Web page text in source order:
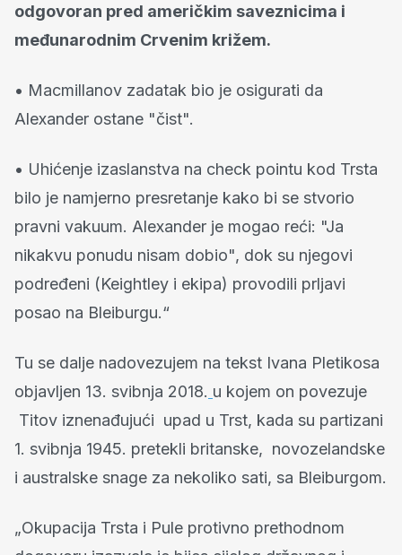
odgovoran pred američkim saveznicima i
međunarodnim Crvenim križem.
• Macmillanov zadatak bio je osigurati da
Alexander ostane "čist".
• Uhićenje izaslanstva na check pointu kod Trsta
bilo je namjerno presretanje kako bi se stvorio
pravni vakuum. Alexander je mogao reći: "Ja
nikakvu ponudu nisam dobio", dok su njegovi
podređeni (Keightley i ekipa) provodili prljavi
posao na Bleiburgu.“
Tu se dalje nadovezujem na tekst Ivana Pletikosa
objavljen 13. svibnja 2018. u kojem on povezuje
Titov iznenađujući upad u Trst, kada su partizani
1. svibnja 1945. pretekli britanske, novozelandske
i australske snage za nekoliko sati, sa Bleiburgom.
„Okupacija Trsta i Pule protivno prethodnom